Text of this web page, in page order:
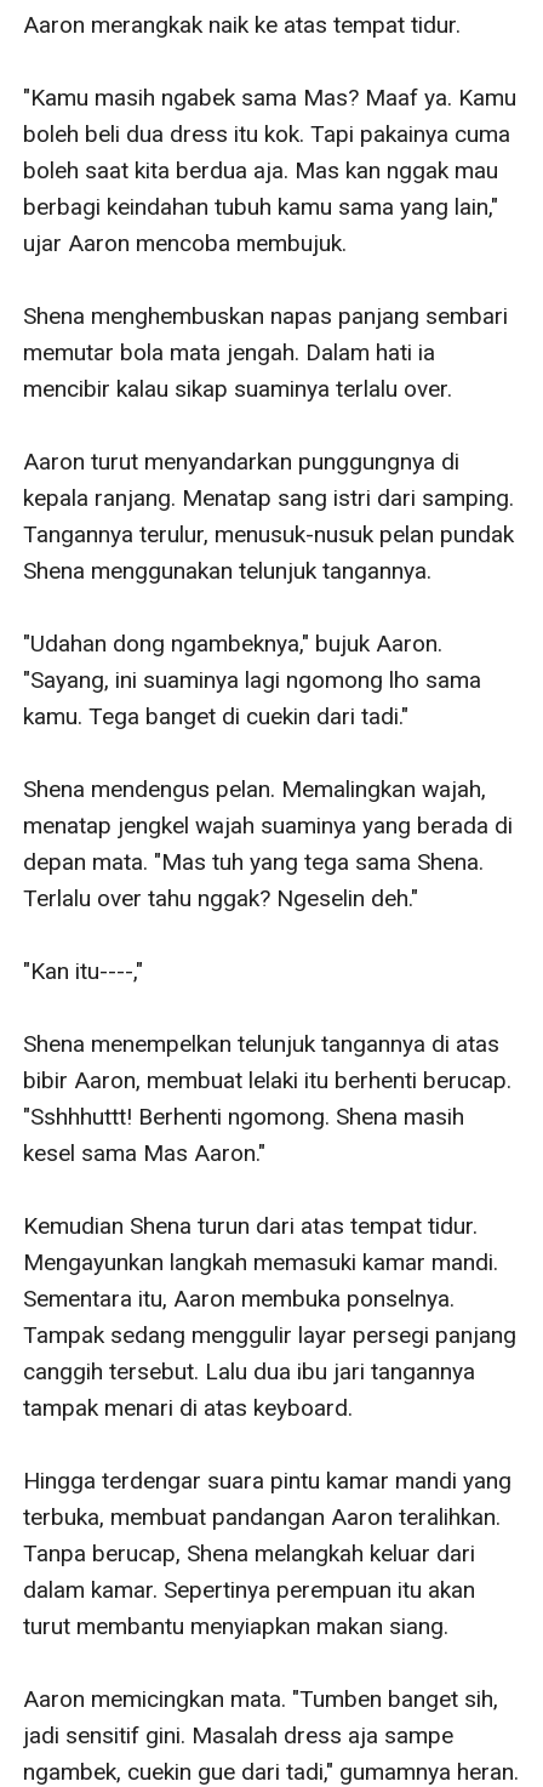
Aaron merangkak naik ke atas tempat tidur.
"Kamu masih ngabek sama Mas? Maaf ya. Kamu
boleh beli dua dress itu kok. Tapi pakainya cuma
boleh saat kita berdua aja. Mas kan nggak mau
berbagi keindahan tubuh kamu sama yang lain,"
ujar Aaron mencoba membujuk.
Shena menghembuskan napas panjang sembari
memutar bola mata jengah. Dalam hati ia
mencibir kalau sikap suaminya terlalu over.
Aaron turut menyandarkan punggungnya di
kepala ranjang. Menatap sang istri dari samping.
Tangannya terulur, menusuk-nusuk pelan pundak
Shena menggunakan telunjuk tangannya.
"Udahan dong ngambeknya," bujuk Aaron.
"Sayang, ini suaminya lagi ngomong lho sama
kamu. Tega banget di cuekin dari tadi."
Shena mendengus pelan. Memalingkan wajah,
menatap jengkel wajah suaminya yang berada di
depan mata. "Mas tuh yang tega sama Shena.
Terlalu over tahu nggak? Ngeselin deh."
"Kan itu----,"
Shena menempelkan telunjuk tangannya di atas
bibir Aaron, membuat lelaki itu berhenti berucap.
"Sshhhuttt! Berhenti ngomong. Shena masih
kesel sama Mas Aaron."
Kemudian Shena turun dari atas tempat tidur.
Mengayunkan langkah memasuki kamar mandi.
Sementara itu, Aaron membuka ponselnya.
Tampak sedang menggulir layar persegi panjang
canggih tersebut. Lalu dua ibu jari tangannya
tampak menari di atas keyboard.
Hingga terdengar suara pintu kamar mandi yang
terbuka, membuat pandangan Aaron teralihkan.
Tanpa berucap, Shena melangkah keluar dari
dalam kamar. Sepertinya perempuan itu akan
turut membantu menyiapkan makan siang.
Aaron memicingkan mata. "Tumben banget sih,
jadi sensitif gini. Masalah dress aja sampe
ngambek, cuekin gue dari tadi," gumamnya heran.